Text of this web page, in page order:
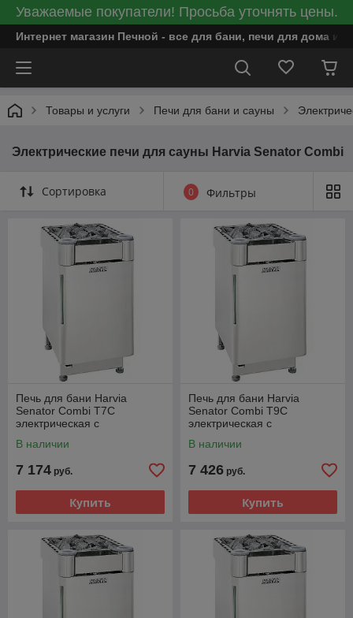
Уважаемые покупатели! Просьба уточнять цены.
Интернет магазин Печной - все для бани, печи для дома и
Товары и услуги Печи для бани и сауны
Электрические печи для сауны Harvia Senator Combi
Сортировка 0 Фильтры
Печь для бани Harvia
Senator Combi T7C
электрическая с
В наличии
7 174 руб.
Купить
Печь для бани Harvia
Senator Combi T9C
электрическая с
В наличии
7 426 руб.
Купить